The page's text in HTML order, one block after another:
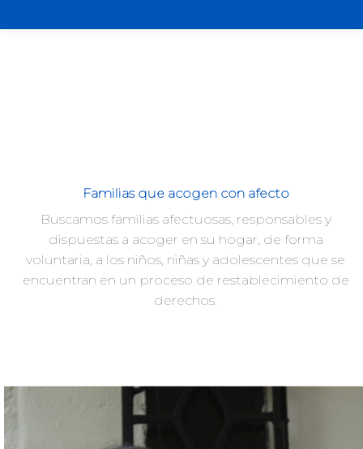
Familias que acogen con afecto
Buscamos familias afectuosas, responsables y
dispuestas a acoger en su hogar, de forma
voluntaria, a los niños, niñas y adolescentes que se
encuentran en un proceso de restablecimiento de
derechos.